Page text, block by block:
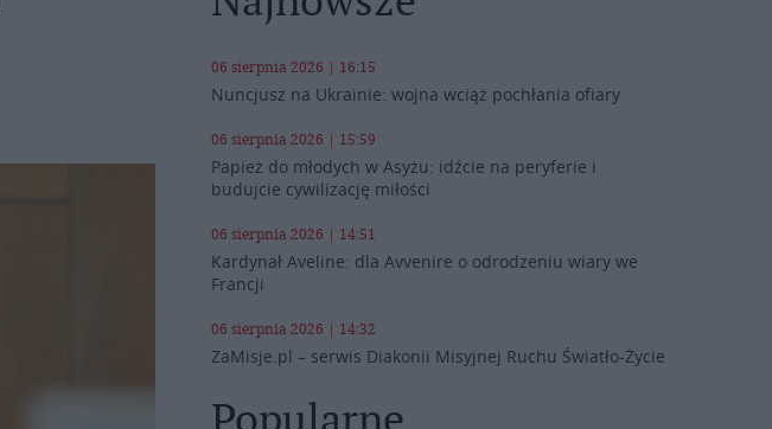
06 sierpnia 2026 | 16:15
Nuncjusz na Ukrainie: wojna wciąż pochłania ofiary
06 sierpnia 2026 | 15:59
Papież do młodych w Asyżu: idźcie na peryferie i
budujcie cywilizację miłości
06 sierpnia 2026 | 14:51
Kardynał Aveline: dla Avvenire o odrodzeniu wiary we
Francji
06 sierpnia 2026 | 14:32
ZaMisje.pl – serwis Diakonii Misyjnej Ruchu Światło-Życie